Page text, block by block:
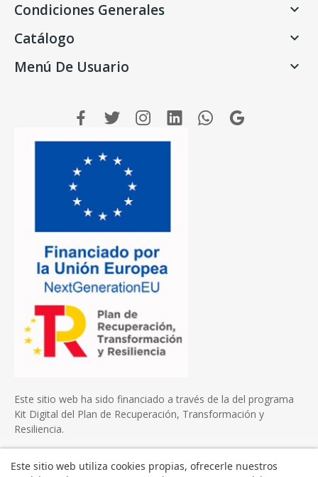
Condiciones Generales 
Catálogo 
Menú De Usuario 
Este sitio web ha sido financiado a través de la del programa
Kit Digital del Plan de Recuperación, Transformación y
Resiliencia.
Este sitio web utiliza cookies propias, ofrecerle nuestros